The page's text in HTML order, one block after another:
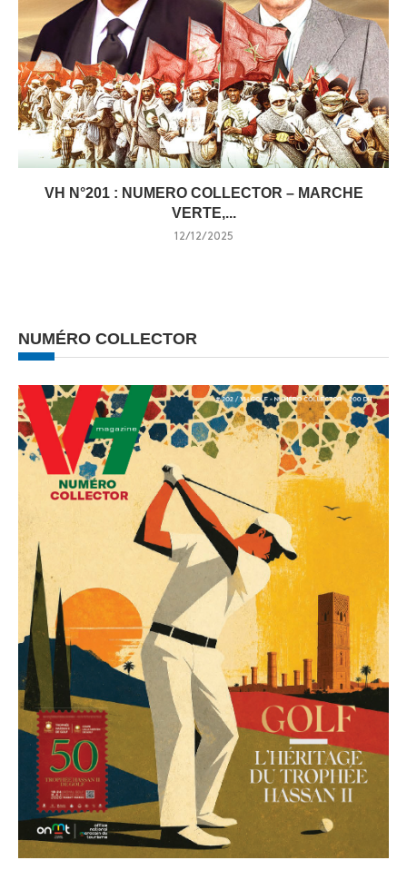
VH N°201 : NUMERO COLLECTOR – MARCHE
VERTE,...
12/12/2025
NUMÉRO COLLECTOR